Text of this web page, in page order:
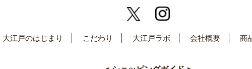
大江戸のはじまり こだわり 大江戸ラボ 会社概要 商